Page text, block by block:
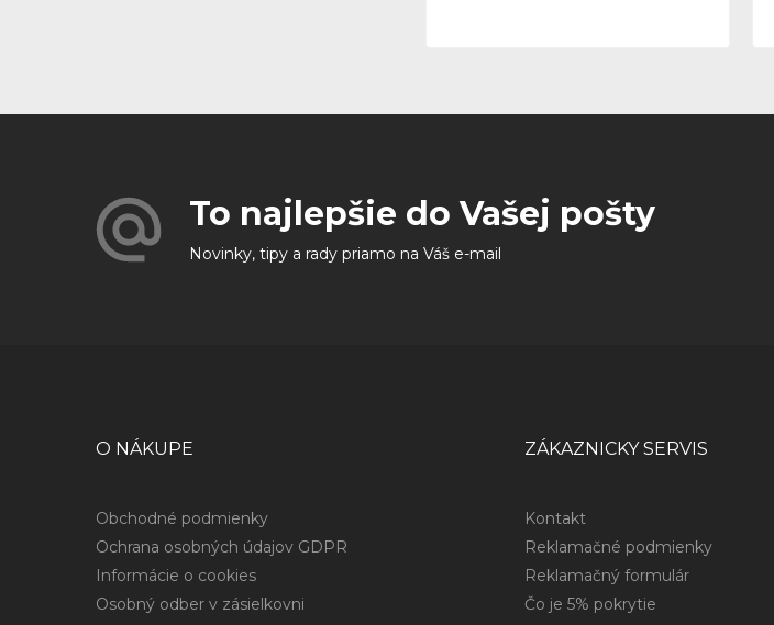
To najlepšie do Vašej pošty
Novinky, tipy a rady priamo na Váš e-mail
O NÁKUPE
Obchodné podmienky
Ochrana osobných údajov GDPR
Informácie o cookies
Osobný odber v zásielkovni
ZÁKAZNICKY SERVIS
Kontakt
Reklamačné podmienky
Reklamačný formulár
Čo je 5% pokrytie